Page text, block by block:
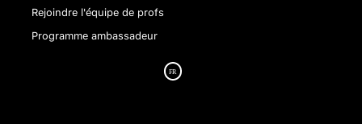
Rejoindre l'équipe de profs
Programme ambassadeur